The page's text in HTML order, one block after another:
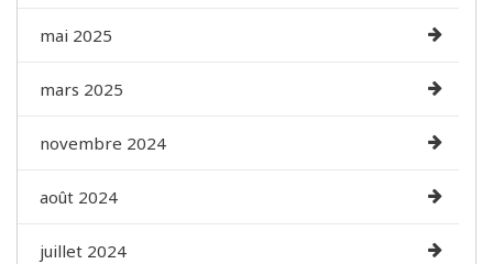
mai 2025
mars 2025
novembre 2024
août 2024
juillet 2024